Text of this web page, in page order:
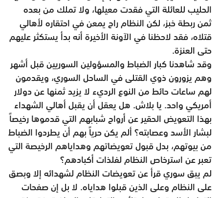
الحليب للعائلة التي فقدت معيلها، ولا تملك من بعده
ثمن ربطة خبز، لكن النظام راح يمعن في احتقاره لأهالي
قتلاه، فقد لاحظنا في الآونة الأخيرة أنه بدأ يستكثر عليهم
حتى العنزة.
وقد شاهدنا كبار الضباط والمسؤولين السوريين قبل أشهر
وهم يزورون ذوي القتلى في الساحل السوري، ويقدمون
لهم ساعات حائط من النوع الرديء لا يزيد ثمنها عن دولار
أمريكي واحد. يا بلاش. هل يعقل أن يقبل أهالي الشهداء
بهذا التعويض الحقير عن أرواح شبابهم التي قدموها رخيصاً
لبشار الأسد وعصابته؟ ألم يكن حرياً بهم أن يطردوا الضباط
من بيوتهم، بدل قبول تعويضاتهم وهداياهم الرخيصة التي
تعبر عن استرخاص النظام لفلذات أكبادهم؟
لم يبق سوري قرأ عن تعويضات النظام لشهدائه إلا وبصق
على النظام وعلى الذين قبلوا هداياه. لا بل إن صفحات